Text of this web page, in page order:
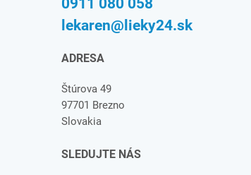
0911 080 058
lekaren@lieky24.sk
ADRESA
Štúrova 49
97701 Brezno
Slovakia
SLEDUJTE NÁS